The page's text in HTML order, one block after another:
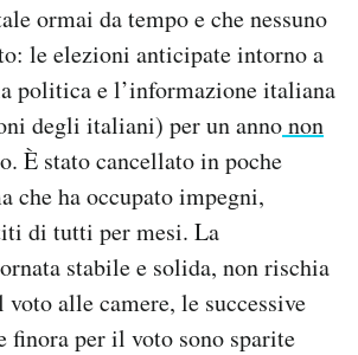
ormai da tempo e che nessuno
le elezioni anticipate intorno a
politica e l’informazione italiana
degli italiani) per un annonon
È stato cancellato in poche
che ha occupato impegni,
di tutti per mesi. La
stabile e solida, non rischia
alle camere, le successive
finora per il voto sono sparite